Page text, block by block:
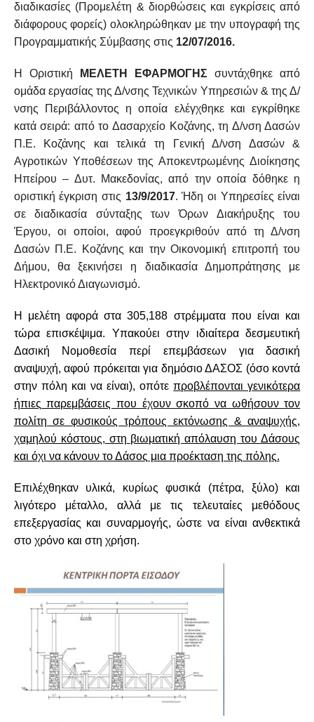
διαδικασίες (Προμελέτη & διορθώσεις και εγκρίσεις από
διάφορους φορείς) ολοκληρώθηκαν με την υπογραφή της
Προγραμματικής Σύμβασης στις 12/07/2016.
Η Οριστική ΜΕΛΕΤΗ ΕΦΑΡΜΟΓΗΣ συντάχθηκε από
ομάδα εργασίας της Δ/νσης Τεχνικών Υπηρεσιών & της Δ/
νσης Περιβάλλοντος η οποία ελέγχθηκε και εγκρίθηκε
κατά σειρά: από το Δασαρχείο Κοζάνης, τη Δ/νση Δασών
Π.Ε. Κοζάνης και τελικά τη Γενική Δ/νση Δασών &
Αγροτικών Υποθέσεων της Αποκεντρωμένης Διοίκησης
Ηπείρου – Δυτ. Μακεδονίας, από την οποία δόθηκε η
οριστική έγκριση στις 13/9/2017. Ήδη οι Υπηρεσίες είναι
σε διαδικασία σύνταξης των Όρων Διακήρυξης του
Έργου, οι οποίοι, αφού προεγκριθούν από τη Δ/νση
Δασών Π.Ε. Κοζάνης και την Οικονομική επιτροπή του
Δήμου, θα ξεκινήσει η διαδικασία Δημοπράτησης με
Ηλεκτρονικό Διαγωνισμό.
Η μελέτη αφορά στα 305,188 στρέμματα που είναι και
τώρα επισκέψιμα. Υπακούει στην ιδιαίτερα δεσμευτική
Δασική Νομοθεσία περί επεμβάσεων για δασική
αναψυχή, αφού πρόκειται για δημόσιο ΔΑΣΟΣ (όσο κοντά
στην πόλη και να είναι), οπότεπροβλέπονται γενικότερα
ήπιες παρεμβάσεις που έχουν σκοπό να ωθήσουν τον
πολίτη σε φυσικούς τρόπους εκτόνωσης & αναψυχής,
χαμηλού κόστους, στη βιωματική απόλαυση του Δάσους
και όχι να κάνουν το Δάσος μια προέκταση της πόλης.
Επιλέχθηκαν υλικά, κυρίως φυσικά (πέτρα, ξύλο) και
λιγότερο μέταλλο, αλλά με τις τελευταίες μεθόδους
επεξεργασίας και συναρμογής, ώστε να είναι ανθεκτικά
στο χρόνο και στη χρήση.